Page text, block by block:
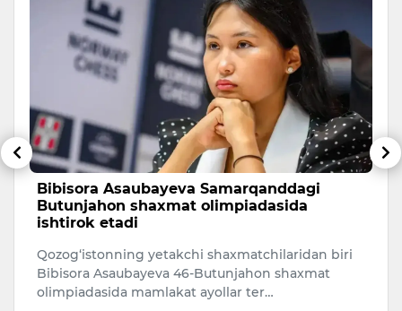
Bibisora Asaubayeva Samarqanddagi
Butunjahon shaxmat olimpiadasida
ishtirok etadi
Qozog‘istonning yetakchi shaxmatchilaridan biri
Bibisora Asaubayeva 46-Butunjahon shaxmat
olimpiadasida mamlakat ayollar ter…